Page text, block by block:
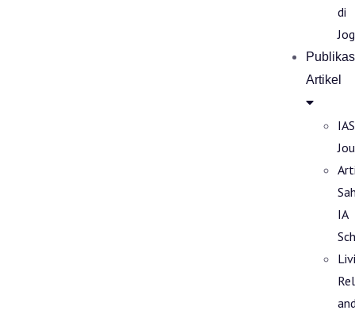
di
Artikel
IAS
IA